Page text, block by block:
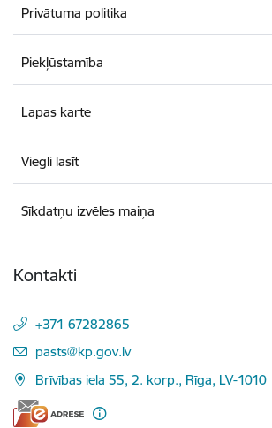
Privātuma politika
Piekļūstamība
Lapas karte
Viegli lasīt
Sīkdatņu izvēles maiņa
Kontakti
+371 67282865
E-pasts:
pasts@kp.gov.lv
Brīvības iela 55, 2. korp., Rīga, LV-1010